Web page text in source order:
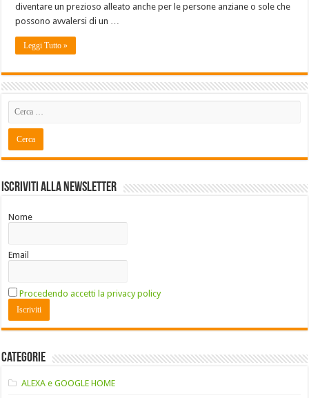
diventare un prezioso alleato anche per le persone anziane o sole che
possono avvalersi di un …
Leggi Tutto »
Iscriviti alla Newsletter
Nome
Email
Procedendo accetti la privacy policy
Categorie
ALEXA e GOOGLE HOME